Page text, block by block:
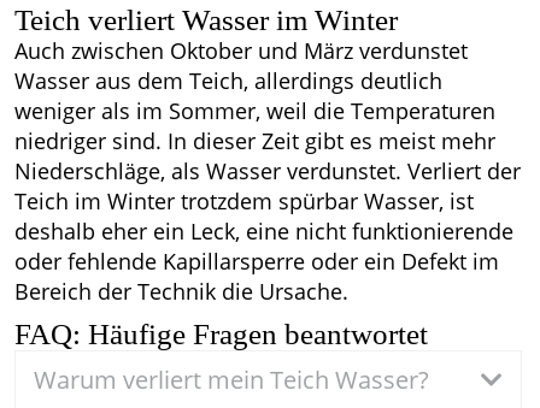
Teich verliert Wasser im Winter
Auch zwischen Oktober und März verdunstet
Wasser aus dem Teich, allerdings deutlich
weniger als im Sommer, weil die Temperaturen
niedriger sind. In dieser Zeit gibt es meist mehr
Niederschläge, als Wasser verdunstet. Verliert der
Teich im Winter trotzdem spürbar Wasser, ist
deshalb eher ein Leck, eine nicht funktionierende
oder fehlende Kapillarsperre oder ein Defekt im
Bereich der Technik die Ursache.
FAQ: Häufige Fragen beantwortet
Warum verliert mein Teich Wasser?